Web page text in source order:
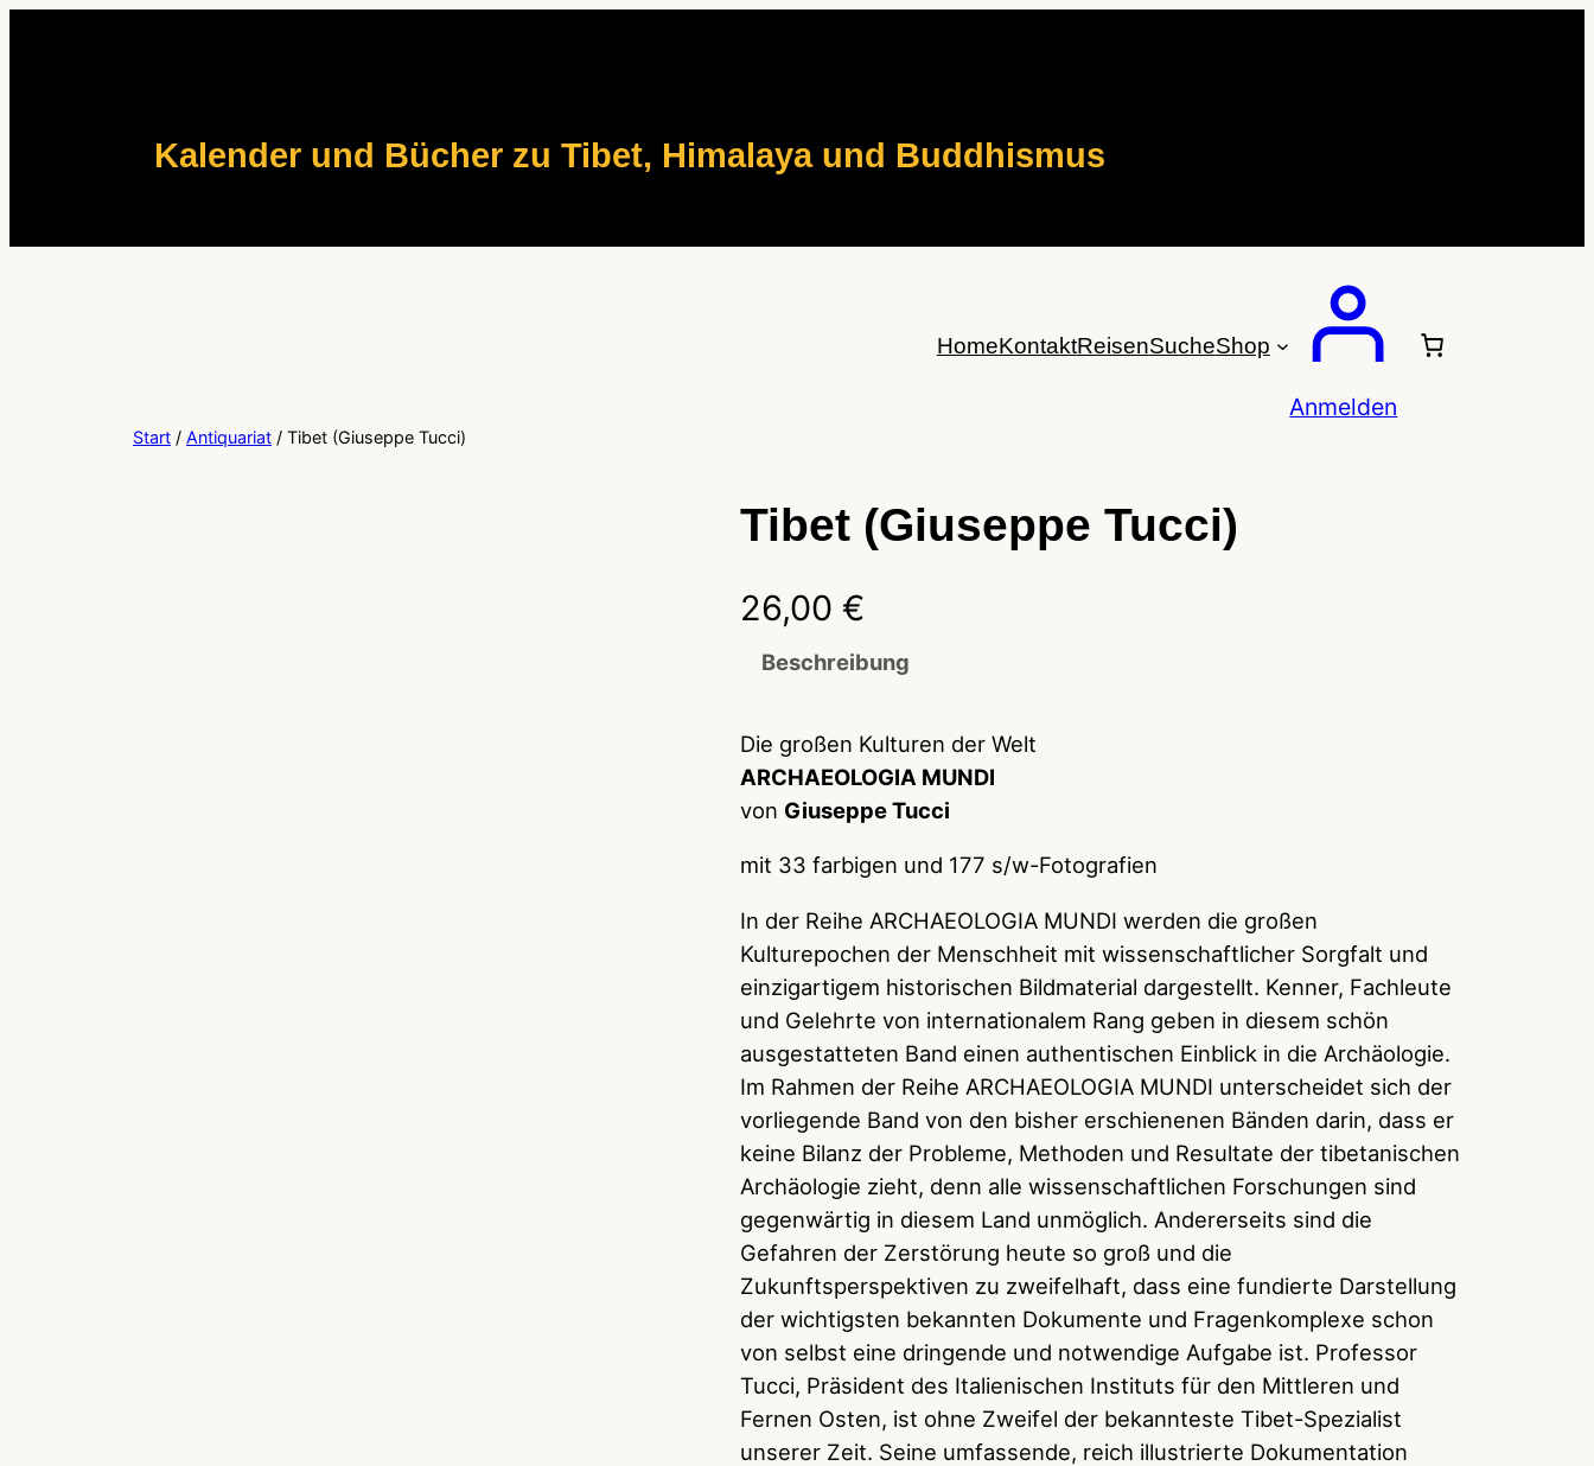
Kalender und Bücher zu Tibet, Himalaya und Buddhismus
HomeKontaktReisenSucheShop
Anmelden
Start / Antiquariat / Tibet (Giuseppe Tucci)
Tibet (Giuseppe Tucci)
26,00 €
Beschreibung
Die großen Kulturen der Welt
ARCHAEOLOGIA MUNDI
von Giuseppe Tucci
mit 33 farbigen und 177 s/w-Fotografien
In der Reihe ARCHAEOLOGIA MUNDI werden die großen
Kulturepochen der Menschheit mit wissenschaftlicher Sorgfalt und
einzigartigem historischen Bildmaterial dargestellt. Kenner, Fachleute
und Gelehrte von internationalem Rang geben in diesem schön
ausgestatteten Band einen authentischen Einblick in die Archäologie.
Im Rahmen der Reihe ARCHAEOLOGIA MUNDI unterscheidet sich der
vorliegende Band von den bisher erschienenen Bänden darin, dass er
keine Bilanz der Probleme, Methoden und Resultate der tibetanischen
Archäologie zieht, denn alle wissenschaftlichen Forschungen sind
gegenwärtig in diesem Land unmöglich. Andererseits sind die
Gefahren der Zerstörung heute so groß und die
Zukunftsperspektiven zu zweifelhaft, dass eine fundierte Darstellung
der wichtigsten bekannten Dokumente und Fragenkomplexe schon
von selbst eine dringende und notwendige Aufgabe ist. Professor
Tucci, Präsident des Italienischen Instituts für den Mittleren und
Fernen Osten, ist ohne Zweifel der bekannteste Tibet-Spezialist
unserer Zeit. Seine umfassende, reich illustrierte Dokumentation